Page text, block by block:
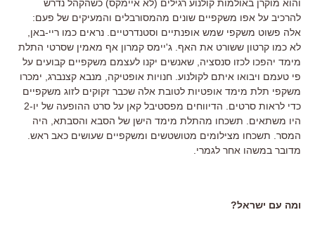
והוא מוקרן באולמות קולנוע רגילים (לא איימקס) כשהקהל נדרש
להרכיב על אפו משקפיים שונים מהמסורבלים והמעיקים של פעם:
אלה פשוט משקפי שמש אופנתיים וסטנדרטיים. נראים כמו ריי-באן,
לא כמו קרטון ששורט את האף. ג'יימס קמרון אף מאמין שסרטי התלת
מימד יהפכו לכזו סנסציה, שאנשים יקנו לעצמם משקפיים קבועים על
פי טעמם ויבואו איתם לקולנוע. חנויות אופטיקה, מנבא קצנברג, ימכרו
משקפי תלת מימד אופטיות לטובת אלה שכבר זקוקים לזוג משקפיים
כדי לראות סרטים. הדיווחים מפסטיבל קאן על סרט ההופעה של יו-2
היו משתאים. תשכחו מהתלת מימד הישן של הסבא והסבתא, היה
המסר. תשכחו מצילומים מטושטשים ומשקפיים שעושים כאב ראש.
מדובר במשהו אחר לגמרי.
ומה עם ישראל?